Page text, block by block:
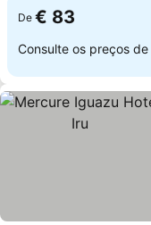
De € 83
Consulte os preços de